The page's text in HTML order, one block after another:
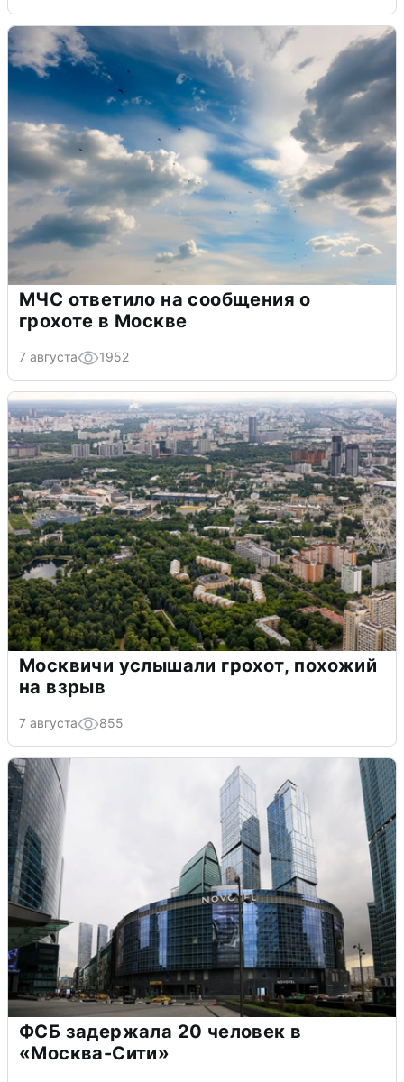
МЧС ответило на сообщения о
грохоте в Москве
7 августа 1952
Москвичи услышали грохот, похожий
на взрыв
7 августа 855
ФСБ задержала 20 человек в
«Москва-Сити»